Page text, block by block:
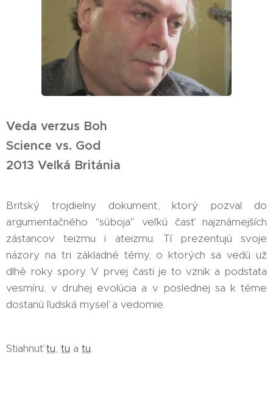
Veda verzus Boh
Science vs. God
2013 Veľká Británia
Britský trojdielny dokument, ktorý pozval do
argumentačného "súboja" veľkú časť najznámejších
zástancov teizmu i ateizmu. Tí prezentujú svoje
názory na tri základné témy, o ktorých sa vedú už
dlhé roky spory. V prvej časti je to vznik a podstata
vesmíru, v druhej evolúcia a v poslednej sa k téme
dostanú ľudská myseľ a vedomie.
Stiahnuťtu, tu a tu.